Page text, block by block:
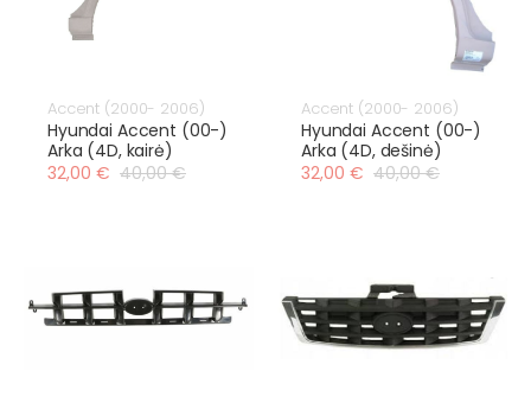
Accent (2000- 2006)
Hyundai Accent (00-)
Arka (4D, kairė)
32,00 € 40,00 €
Accent (2000- 2006)
Hyundai Accent (00-)
Arka (4D, dešinė)
32,00 € 40,00 €